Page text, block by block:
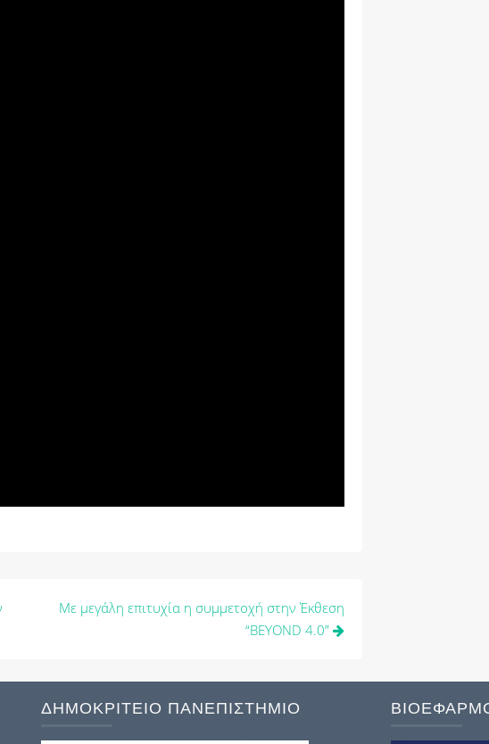
Με μεγάλη επιτυχία η συμμετοχή στην Έκθεση
“BEYOND 4.0”
ΔΗΜΟΚΡΙΤΕΙΟ ΠΑΝΕΠΙΣΤΗΜΙΟ